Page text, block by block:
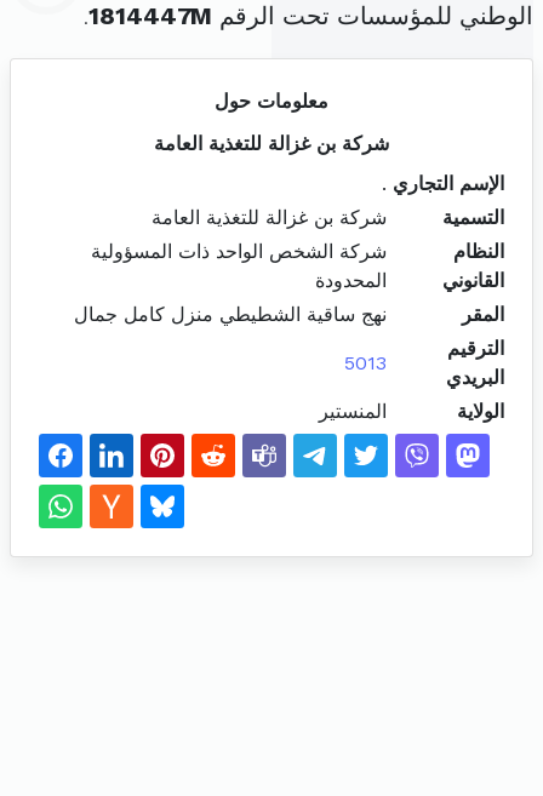
الوطني للمؤسسات تحت الرقم 1814447M
.
معلومات حول
شركة بن غزالة للتغذية العامة
الإسم التجاري .
التسمية
شركة بن غزالة للتغذية العامة
النظام
القانوني
شركة الشخص الواحد ذات المسؤولية
المحدودة
المقر
نهج ساقية الشطيطي منزل كامل جمال
الترقيم
البريدي
5013
الولاية المنستير